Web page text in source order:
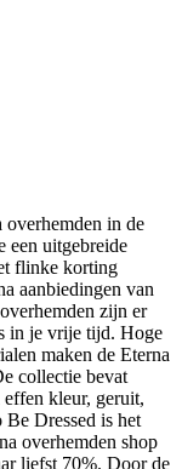
overhemden in de
een uitgebreide
flinke korting
aanbiedingen van
zijn er
in je vrije tijd. Hoge
maken de Eterna
collectie bevat
kleur, geruit,
Be Dressed is het
overhemden shop
liefst 70%. Door de